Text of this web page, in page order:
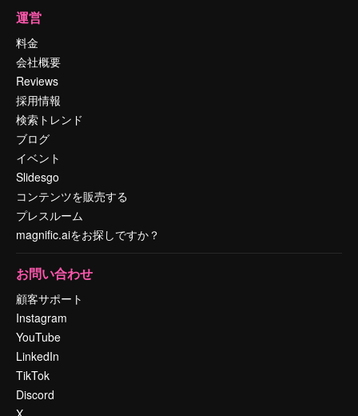
運営
料金
会社概要
Reviews
採用情報
検索トレンド
ブログ
イベント
Slidesgo
コンテンツを販売する
プレスルーム
magnific.aiをお探しですか？
お問い合わせ
顧客サポート
Instagram
YouTube
LinkedIn
TikTok
Discord